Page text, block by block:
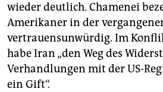
wieder deutlich. Chamenei
Amerikaner in der
vertrauensunwürdig. Im
habe Iran „den Weg des
Verhandlungen mit der US-
ein Gift“.